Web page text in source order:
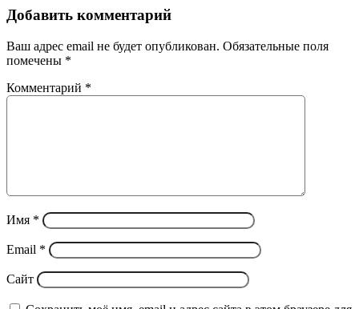
Добавить комментарий
Ваш адрес email не будет опубликован. Обязательные поля
помечены *
Комментарий *
Имя *
Email *
Сайт